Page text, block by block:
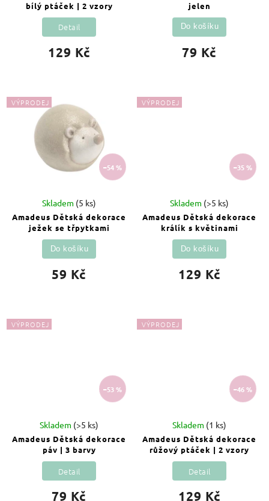
bílý ptáček | 2 vzory
129 Kč
Detail
jelen
79 Kč
Do košíku
VÝPRODEJ
–54 %
Amadeus Dětská dekorace
ježek se třpytkami
Skladem (5 ks)
59 Kč
Do košíku
VÝPRODEJ
–35 %
Amadeus Dětská dekorace
králík s květinami
Skladem (>5 ks)
129 Kč
Do košíku
VÝPRODEJ
–53 %
Amadeus Dětská dekorace
páv | 3 barvy
Skladem (>5 ks)
79 Kč
Detail
VÝPRODEJ
–46 %
Amadeus Dětská dekorace
růžový ptáček | 2 vzory
Skladem (1 ks)
129 Kč
Detail